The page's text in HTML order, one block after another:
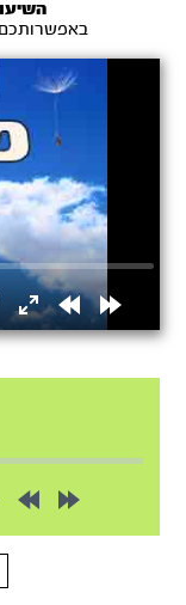
באפשרותכם
EnterRewindForward